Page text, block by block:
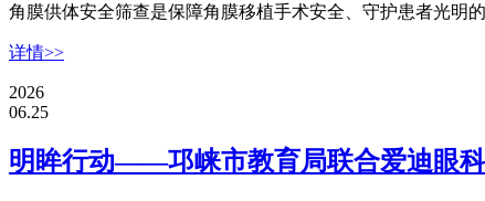
角膜供体安全筛查是保障角膜移植手术安全、守护患者光明
详情>>
2026
06.25
明眸行动——邛崃市教育局联合爱迪眼